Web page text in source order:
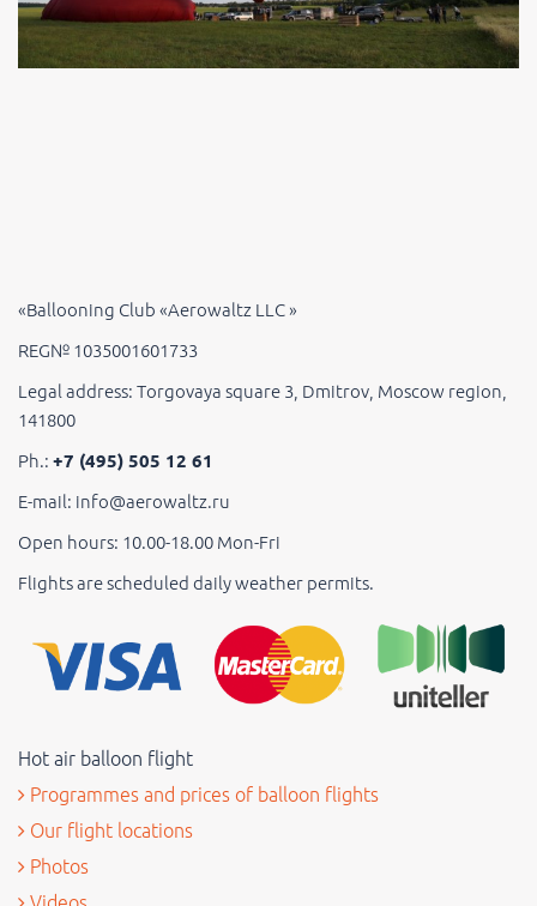
«Ballooning Club «Aerowaltz LLC »
REG№ 1035001601733
Legal address: Torgovaya square 3, Dmitrov, Moscow region,
141800
Ph.: +7 (495) 505 12 61
E-mail: info@aerowaltz.ru
Open hours: 10.00-18.00 Mon-Fri
Flights are scheduled daily weather permits.
Hot air balloon flight
Programmes and prices of balloon flights
Our flight locations
Photos